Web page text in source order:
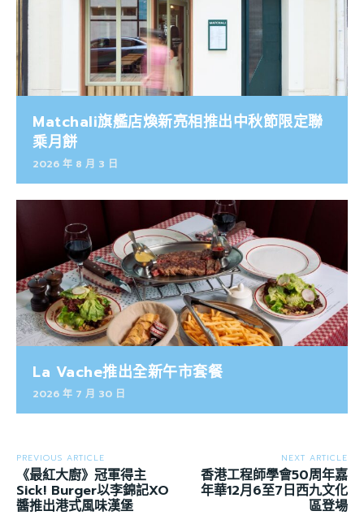
Matchali旗艦店煥新亮相推出中秋節限定聯
乘月餅
2026 年 8 月 3 日
La Vache推出全新午市套餐
2026 年 7 月 30 日
PREVIOUS ARTICLE
《最紅大廚》冠軍得主
Sick! Burger以李錦記XO
醬推出港式風味漢堡
NEXT ARTICLE
香港工程師學會50周年嘉
年華12月6至7日西九文化
區登場